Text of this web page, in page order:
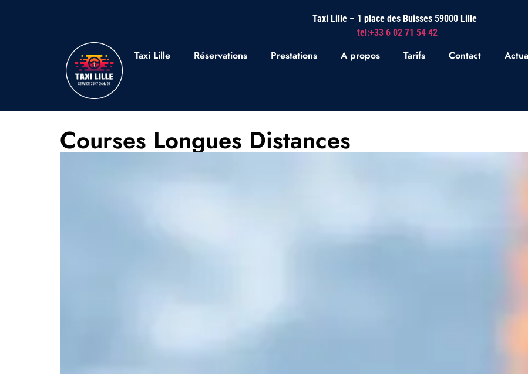
Taxi Lille – 1 place des Buisses 59000 Lille
tel:+33 6 02 71 54 42
Taxi Lille Réservations Prestations A propos Tarifs Contact
Courses Longues Distances